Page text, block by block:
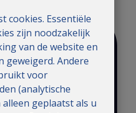
cookies. Essentiële
zijn noodzakelijk
van de website en
geweigerd. Andere
voor
(analytische
geplaatst als u